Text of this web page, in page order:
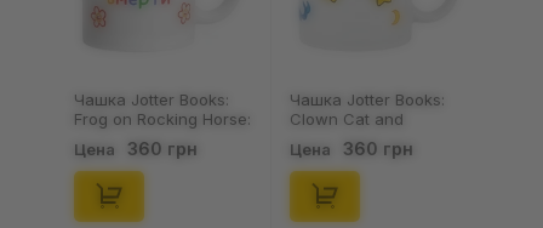
Чашка Jotter Books:
Frog on Rocking Horse:
«Тяжко Жити Шкода
Вмерти», (720121)
Цена 360 грн
Чашка Jotter Books:
Clown Cat and
Rainbow:
«Професійний
Дурник», (720119)
Цена 360 грн